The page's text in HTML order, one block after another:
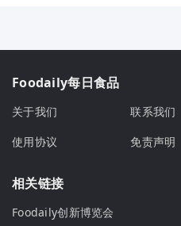
Foodaily每日食品
关于我们 联系我们
使用协议
免责声明
相关链接
Foodaily创新博览会